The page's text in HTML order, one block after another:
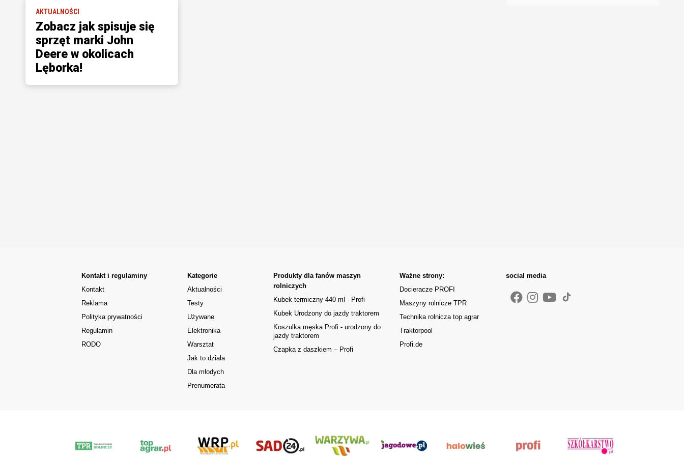
AKTUALNOŚCI
Zobacz jak spisuje się
sprzęt marki John
Deere w okolicach
Lęborka!
Kontakt i regulaminy
Kontakt
Reklama
Polityka prywatności
Regulamin
RODO
Kategorie
Aktualności
Testy
Używane
Elektronika
Warsztat
Jak to działa
Dla młodych
Prenumerata
Produkty dla fanów maszyn
rolniczych
Kubek termiczny 440 ml - Profi
Kubek Urodzony do jazdy traktorem
Koszulka męska Profi - urodzony do
jazdy traktorem
Czapka z daszkiem – Profi
Ważne strony:
Docieracze PROFI
Maszyny rolnicze TPR
Technika rolnicza top agrar
Traktorpool
Profi.de
social media